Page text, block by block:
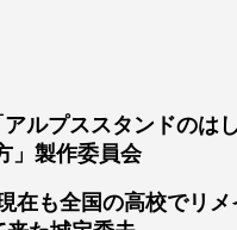
ルプススタンドのは
」製作委員会
も全国の高校でリ